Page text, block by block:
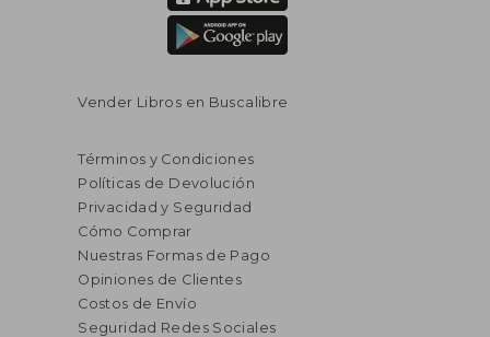
Vender Libros en Buscalibre
Términos y Condiciones
Políticas de Devolución
Privacidad y Seguridad
Cómo Comprar
Nuestras Formas de Pago
Opiniones de Clientes
Costos de Envío
Seguridad Redes Sociales